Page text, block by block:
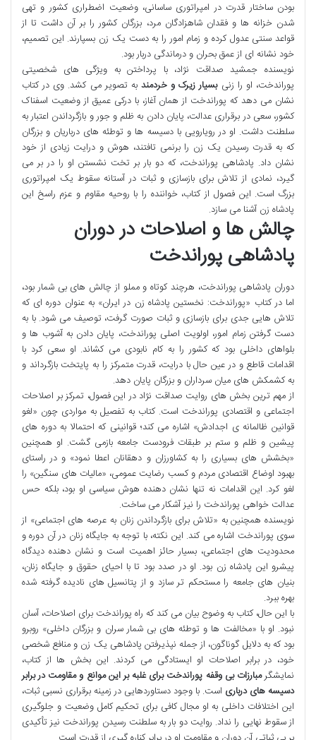
بودن ساختار قدرت در امپراتوری ساسانی، وضعیت اضطراری کشور و تهی
شدن خزانه ها و فقدان شاهزادگان مرد، بزرگان کشور را بر آن داشت تا از
قواعد سنتی عدول کرده و زمام امور را به دست یک زن بسپارند. این تصمیم،
خود نشانه ای از عمق بحران و درماندگی دربار بود.
نویسنده جمشید صداقت نژاد، با پرداختن به ویژگی های شخصیتی
پوراندخت، او را زنیبسیار زیرک و خردمند به تصویر می کشد. وی در کتاب
نشان می دهد که پوراندخت از همان آغاز، با درکی عمیق از وضعیت اسفناک
کشور، سعی در برقراری عدالت، پایان دادن به ظلم و جور و بازگرداندن اعتبار به
سلطنت داشت. او در رویارویی با دسیسه ها و توطئه های درباریان و بزرگان
که به قدرت رسیدن یک زن را برنمی تافتند، هوش و درایت زیادی از خود
نشان داد. پادشاهی پوراندخت، که دو بار بر تخت نشستن او را در بر می
گیرد، نمادی از تلاش برای بازسازی و ثبات در آستانه سقوط یک امپراتوری
بزرگ است. این فصول از کتاب، خواننده را با روحیه مقاوم و عزم راسخ این
پادشاه زن آشنا می سازد.
چالش ها و اصلاحات در دوران
پادشاهی پوراندخت
دوران پادشاهی پوراندخت، هرچند کوتاه و مملو از چالش های بی شمار بود،
اما در کتاب «پوراندخت: نخستین پادشاه زن در ایران» به عنوان دوره ای که
تلاش هایی جدی برای بازسازی و ثبات صورت گرفت، توصیف می شود. با به
دست گرفتن زمام امور، اولویت اصلی پوراندخت، پایان دادن به آشوب ها و
بلواهای داخلی بود که کشور را به کام نابودی می کشاند. او سعی کرد با
اقدامات قاطع و در عین حال با درایت، قدرت متمرکز را به پایتخت بازگرداند و
به کشمکش های میان سرداران و بزرگان پایان دهد.
از مهم ترین بخش های روایت صداقت نژاد در این فصول، تمرکز بر اصلاحات
اجتماعی و اقتصادی پوراندخت است. کتاب به تفصیل به مواردی چون «لغو
قوانین ظالمانه ی اجدادش» اشاره می کند؛ قوانینی که احتمالا به دوره های
پیشین و ظلم و ستم بر طبقات فرودست جامعه بازمی گشت. او همچنین
«بخشش های بسیاری را به کشاورزان و دهقانان اعطا نمود» و در راستای
بهبود اوضاع اقتصادی مردم و کسب رضایت عمومی، «مالیات های سنگین» را
لغو کرد. این اقدامات نه تنها نشان دهنده هوش سیاسی او بود، بلکه حس
عدالت خواهی پوراندخت را نیز آشکار می ساخت.
نویسنده همچنین به «تلاش برای بازگرداندن زنان به عرصه های اجتماعی» از
سوی پوراندخت اشاره می کند. این نکته، با توجه به جایگاه زنان در آن دوره و
محدودیت های اجتماعی، بسیار حائز اهمیت است و نشان دهنده دیدگاه
پیشرو این پادشاه زن بود. او در صدد بود تا با احیای حقوق و جایگاه زنان،
بنیان های جامعه را مستحکم تر سازد و از پتانسیل های نادیده گرفته شده
بهره ببرد.
با این حال، کتاب به وضوح بیان می کند که راه پوراندخت برای اصلاحات، آسان
نبود. او با «مخالفت ها و توطئه های بی شمار سران و بزرگان داخلی» روبرو
بود که به دلایل گوناگون، از جمله نپذیرفتن پادشاهی یک زن و منافع شخصی
خود، در برابر اصلاحات او ایستادگی می کردند. این بخش ها از کتاب،
نمایشگرمبارزات بی وقفه پوراندخت برای غلبه بر این موانع و مقاومت در برابر
دسیسه های درباری است. با وجود دستاوردهایی در زمینه برقراری نسبی ثبات،
این اختلافات داخلی به او مجال کافی برای تحکیم کامل وضعیت و جلوگیری
از سقوط نهایی را نداد. روایت دو بار به سلطنت رسیدن پوراندخت نیز تأکیدی